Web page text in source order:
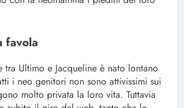
favola
tra Ultimo e Jacqueline è nato lontano
i neo genitori non sono attivissimi sui
molto privata la loro vita. Tuttavia